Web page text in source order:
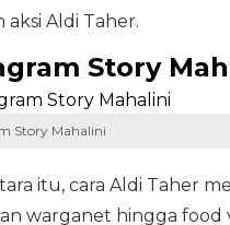
aksi Aldi Taher.
Story
Story Mahalini
itu, cara Aldi Taher
warganet hingga food